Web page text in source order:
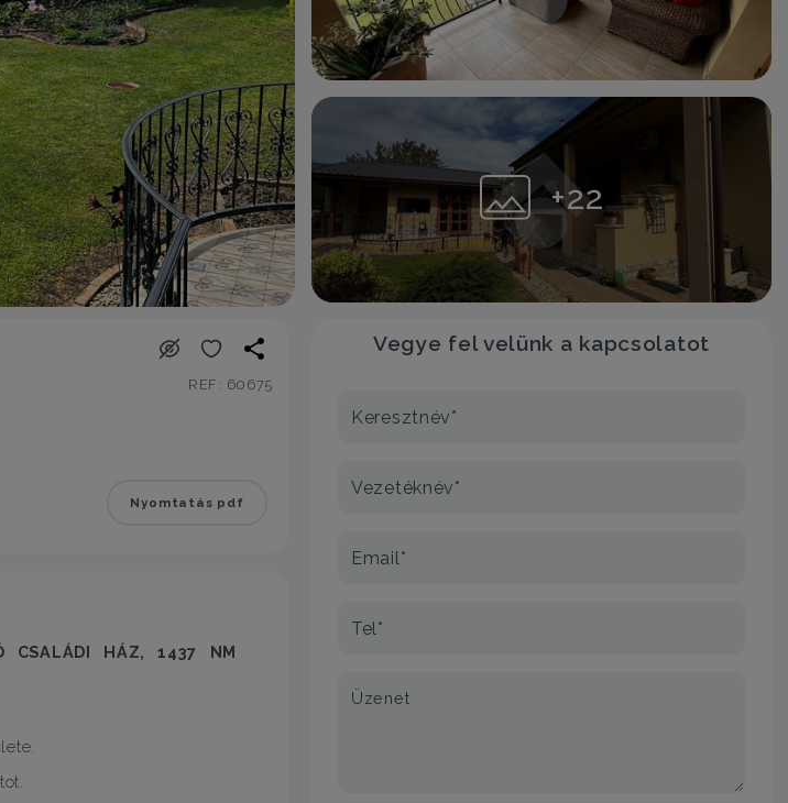
+22
REF: 60675
Nyomtatás pdf
CSALÁDI HÁZ,1437 NM
Vegye fel velünk a kapcsolatot
Keresztnév*
Vezetéknév*
Email*
Tel*
Üzenet